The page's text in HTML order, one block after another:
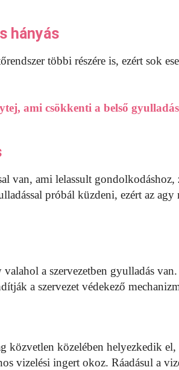
hányás
többi részére is, ezért sok
ami csökkenti a belső
van, ami lelassult gondolkodáshoz,
próbál küzdeni, ezért az agy
a szervezetben gyulladás
a szervezet védekező
közvetlen közelében helyezkedik
vizelési ingert okoz. Ráadásul a